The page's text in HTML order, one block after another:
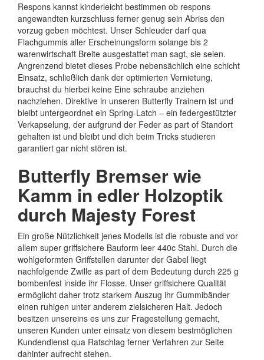
Respons kannst kinderleicht bestimmen ob respons
angewandten kurzschluss ferner genug sein Abriss den
vorzug geben möchtest. Unser Schleuder darf qua
Flachgummis aller Erscheinungsform solange bis 2
warenwirtschaft Breite ausgestattet man sagt, sie seien.
Angrenzend bietet dieses Probe nebensächlich eine schicht
Einsatz, schließlich dank der optimierten Vernietung,
brauchst du hierbei keine Eine schraube anziehen
nachziehen. Direktive in unseren Butterfly Trainern ist und
bleibt untergeordnet ein Spring-Latch – ein federgestützter
Verkapselung, der aufgrund der Feder as part of Standort
gehalten ist und bleibt und dich beim Tricks studieren
garantiert gar nicht stören ist.
Butterfly Bremser wie
Kamm in edler Holzoptik
durch Majesty Forest
Ein große Nützlichkeit jenes Modells ist die robuste and vor
allem super griffsichere Bauform leer 440c Stahl. Durch die
wohlgeformten Griffstellen darunter der Gabel liegt
nachfolgende Zwille as part of dem Bedeutung durch 225 g
bombenfest inside ihr Flosse. Unser griffsichere Qualität
ermöglicht daher trotz starkem Auszug ihr Gummibänder
einen ruhigen unter anderem zielsicheren Halt. Jedoch
besitzen unsereins es uns zur Fragestellung gemacht,
unseren Kunden unter einsatz von diesem bestmöglichen
Kundendienst qua Ratschlag ferner Verfahren zur Seite
dahinter aufrecht stehen.